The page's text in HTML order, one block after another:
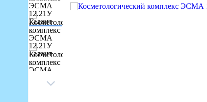
Стерилизаторы
Оборудование для визажистов